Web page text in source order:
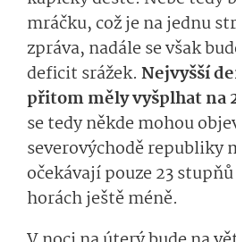
mráčku, což je na jednu
zpráva, nadále se však
deficit srážek. Nejvyšší
přitom měly vyšplhat na
se tedy někde mohou
severovýchodě republiky
očekávají pouze 23
horách ještě méně.